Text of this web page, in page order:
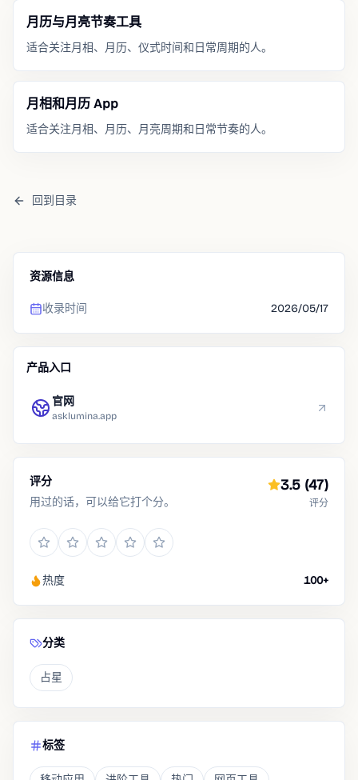
月历与月亮节奏工具
适合关注月相、月历、仪式时间和日常周期的人。
月相和月历 App
适合关注月相、月历、月亮周期和日常节奏的人。
回到目录
资源信息
收录时间 2026/05/17
产品入口
官网
asklumina.app
评分
用过的话，可以给它打个分。
3.5 (47)
评分
热度 100+
分类
占星
标签